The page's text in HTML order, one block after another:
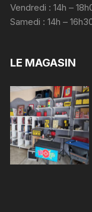
Vendredi : 14h –
Samedi : 14h –
LE MAGASIN